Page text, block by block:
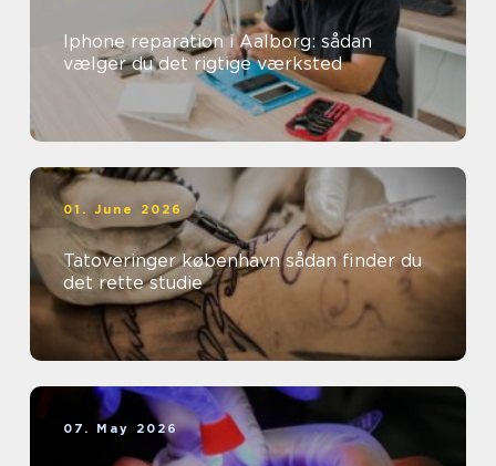
Iphone reparation i Aalborg: sådan
vælger du det rigtige værksted
01. June 2026
Tatoveringer københavn sådan finder du
det rette studie
07. May 2026